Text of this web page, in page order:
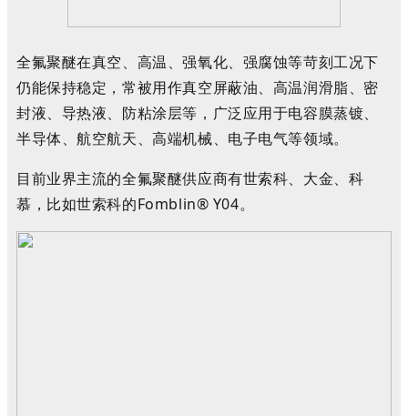
全氟聚醚在真空、高温、强氧化、强腐蚀等苛刻工况下
仍能保持稳定，常被用作真空屏蔽油、高温润滑脂、密
封液、导热液、防粘涂层等，广泛应用于电容膜蒸镀、
半导体、航空航天、高端机械、电子电气等领域。
目前业界主流的全氟聚醚供应商有世索科、大金、科
慕，比如世索科的Fomblin® Y04。